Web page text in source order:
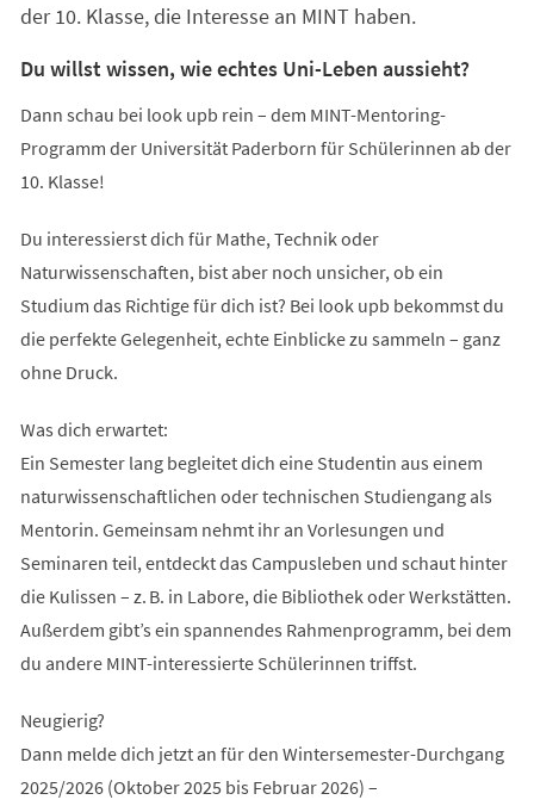
der 10. Klasse, die Interesse an MINT haben.
Du willst wissen, wie echtes Uni-Leben aussieht?
Dann schau bei look upb rein – dem MINT-Mentoring-
Programm der Universität Paderborn für Schülerinnen ab der
10. Klasse!
Du interessierst dich für Mathe, Technik oder
Naturwissenschaften, bist aber noch unsicher, ob ein
Studium das Richtige für dich ist? Bei look upb bekommst du
die perfekte Gelegenheit, echte Einblicke zu sammeln – ganz
ohne Druck.
Was dich erwartet:
Ein Semester lang begleitet dich eine Studentin aus einem
naturwissenschaftlichen oder technischen Studiengang als
Mentorin. Gemeinsam nehmt ihr an Vorlesungen und
Seminaren teil, entdeckt das Campusleben und schaut hinter
die Kulissen – z. B. in Labore, die Bibliothek oder Werkstätten.
Außerdem gibt’s ein spannendes Rahmenprogramm, bei dem
du andere MINT-interessierte Schülerinnen triffst.
Neugierig?
Dann melde dich jetzt an für den Wintersemester-Durchgang
2025/2026 (Oktober 2025 bis Februar 2026) –